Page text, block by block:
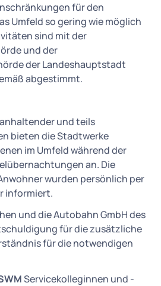
für den
Umfeld so gering wie möglich
sind mit der
und der
der Landeshauptstadt
abgestimmt.
und teils
bieten die Stadtwerke
im Umfeld während der
an. Die
wurden persönlich per
informiert.
und die Autobahn GmbH des
für die zusätzliche
für die notwendigen
Servicekolleginnen und -